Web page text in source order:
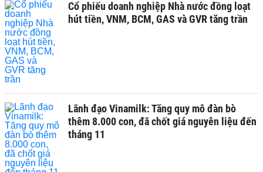
Cổ phiếu doanh nghiệp Nhà nước đồng loạt
hút tiền, VNM, BCM, GAS và GVR tăng trần
Lãnh đạo Vinamilk: Tăng quy mô đàn bò
thêm 8.000 con, đã chốt giá nguyên liệu đến
tháng 11